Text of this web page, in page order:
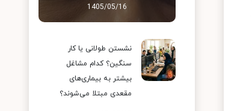
1405/05/16
نشستن طولانی یا کار
سنگین؟ کدام مشاغل
بیشتر به بیماری‌های
مقعدی مبتلا می‌شوند؟